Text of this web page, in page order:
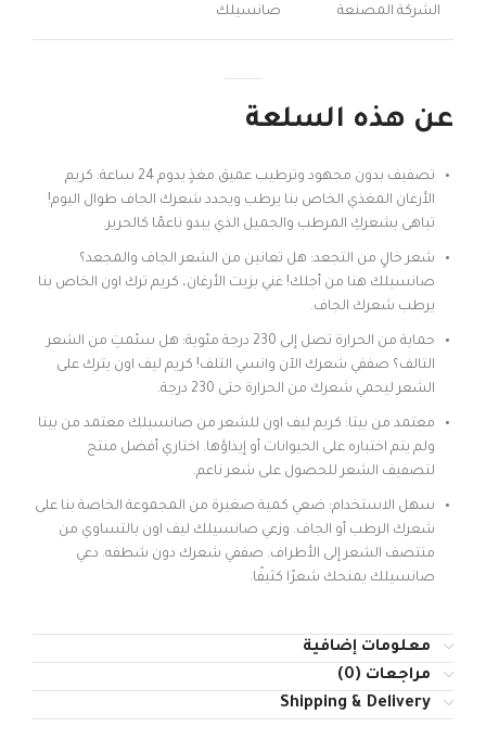
الشركة المصنعة صانسيلك
عن هذه السلعة
تصفيف بدون مجهود وترطيب عميق مغذٍ يدوم 24 ساعة: كريم
الأرغان المغذي الخاص بنا يرطب ويحدد شعرك الجاف طوال اليوم!
تباهى بشعركِ المرطب والجميل الذي يبدو ناعمًا كالحرير.
شعر خالٍ من التجعد: هل تعانين من الشعر الجاف والمجعد؟
صانسيلك هنا من أجلك! غني بزيت الأرغان، كريم ترك اون الخاص بنا
يرطب شعرك الجاف.
حماية من الحرارة تصل إلى 230 درجة مئوية: هل سئمتِ من الشعر
التالف؟ صففي شعرك الآن وانسي التلف! كريم ليف اون يترك على
الشعر ليحمي شعرك من الحرارة حتى 230 درجة.
معتمد من بيتا: كريم ليف اون للشعر من صانسيلك معتمد من بيتا
ولم يتم اختباره على الحيوانات أو إيذاؤها. اختاري أفضل منتج
لتصفيف الشعر للحصول على شعر ناعم.
سهل الاستخدام: ضعي كمية صغيرة من المجموعة الخاصة بنا على
شعرك الرطب أو الجاف. وزعي صانسيلك ليف اون بالتساوي من
منتصف الشعر إلى الأطراف. صففي شعرك دون شطفه. دعي
صانسيلك يمنحك شعرًا كثيفًا.
معلومات إضافية
مراجعات (0)
Shipping & Delivery